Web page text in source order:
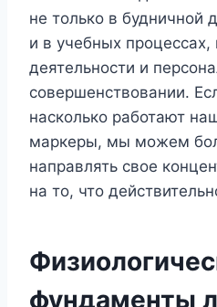
не только в будничной
и в учебных процессах,
деятельности и
совершенствовании.
насколько работают
маркеры, мы можем
направлять свое
на то, что
фундаменты